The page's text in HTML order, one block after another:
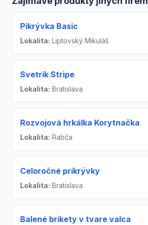
Pikrývka Basic
Lokalita: Liptovský Mikuláš
Svetrík Stripe
Lokalita: Bratislava
Rozvojová hrkálka Korytnačka
Lokalita: Rabča
Celoročné prikrývky
Lokalita: Bratislava
Balené brikety v tvare valca